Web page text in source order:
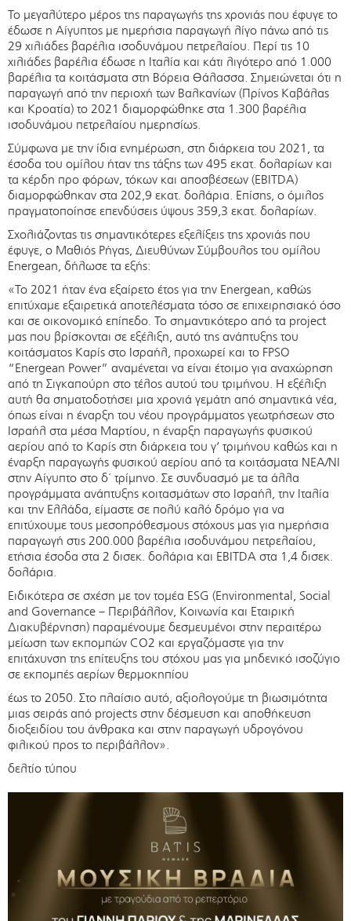
Το μεγαλύτερο μέρος της παραγωγής της χρονιάς που έφυγε το
έδωσε η Αίγυπτος με ημερήσια παραγωγή λίγο πάνω από τις
29 χιλιάδες βαρέλια ισοδυνάμου πετρελαίου. Περί τις 10
χιλιάδες βαρέλια έδωσε η Ιταλία και κάτι λιγότερο από 1.000
βαρέλια τα κοιτάσματα στη Βόρεια Θάλασσα. Σημειώνεται ότι η
παραγωγή από την περιοχή των Βαλκανίων (Πρίνος Καβάλας
και Κροατία) το 2021 διαμορφώθηκε στα 1.300 βαρέλια
ισοδυνάμου πετρελαίου ημερησίως.
Σύμφωνα με την ίδια ενημέρωση, στη διάρκεια του 2021, τα
έσοδα του ομίλου ήταν της τάξης των 495 εκατ. δολαρίων και
τα κέρδη προ φόρων, τόκων και αποσβέσεων (EBITDA)
διαμορφώθηκαν στα 202,9 εκατ. δολάρια. Επίσης, ο όμιλος
πραγματοποίησε επενδύσεις ύψους 359,3 εκατ. δολαρίων.
Σχολιάζοντας τις σημαντικότερες εξελίξεις της χρονιάς που
έφυγε, ο Μαθιός Ρήγας, Διευθύνων Σύμβουλος του ομίλου
Energean, δήλωσε τα εξής:
«Το 2021 ήταν ένα εξαίρετο έτος για την Energean, καθώς
επιτύχαμε εξαιρετικά αποτελέσματα τόσο σε επιχειρησιακό όσο
και σε οικονομικό επίπεδο. Το σημαντικότερο από τα project
μας που βρίσκονται σε εξέλιξη, αυτό της ανάπτυξης του
κοιτάσματος Καρίς στο Ισραήλ, προχωρεί και το FPSO
“Energean Power” αναμένεται να είναι έτοιμο για αναχώρηση
από τη Σιγκαπούρη στο τέλος αυτού του τριμήνου. Η εξέλιξη
αυτή θα σηματοδοτήσει μια χρονιά γεμάτη από σημαντικά νέα,
όπως είναι η έναρξη του νέου προγράμματος γεωτρήσεων στο
Ισραήλ στα μέσα Μαρτίου, η έναρξη παραγωγής φυσικού
αερίου από το Καρίς στη διάρκεια του γ’ τριμήνου καθώς και η
έναρξη παραγωγής φυσικού αερίου από τα κοιτάσματα ΝΕΑ/ΝΙ
στην Αίγυπτο στο δ΄ τρίμηνο. Σε συνδυασμό με τα άλλα
προγράμματα ανάπτυξης κοιτασμάτων στο Ισραήλ, την Ιταλία
και την Ελλάδα, είμαστε σε πολύ καλό δρόμο για να
επιτύχουμε τους μεσοπρόθεσμους στόχους μας για ημερήσια
παραγωγή στις 200.000 βαρέλια ισοδυνάμου πετρελαίου,
ετήσια έσοδα στα 2 δισεκ. δολάρια και EBITDA στα 1,4 δισεκ.
δολάρια.
Ειδικότερα σε σχέση με τον τομέα ESG (Environmental, Social
and Governance – Περιβάλλον, Κοινωνία και Εταιρική
Διακυβέρνηση) παραμένουμε δεσμευμένοι στην περαιτέρω
μείωση των εκπομπών CO2 και εργαζόμαστε για την
επιτάχυνση της επίτευξης του στόχου μας για μηδενικό ισοζύγιο
σε εκπομπές αερίων θερμοκηπίου
έως το 2050. Στο πλαίσιο αυτό, αξιολογούμε τη βιωσιμότητα
μιας σειράς από projects στην δέσμευση και αποθήκευση
διοξειδίου του άνθρακα και στην παραγωγή υδρογόνου
φιλικού προς το περιβάλλον».
δελτίο τύπου